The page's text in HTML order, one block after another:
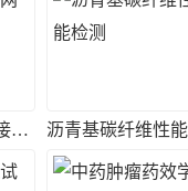
分布式光伏并网接入测试